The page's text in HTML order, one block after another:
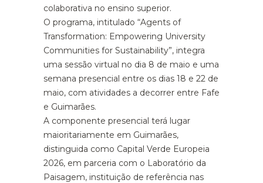
colaborativa no ensino superior.
O programa, intitulado “Agents of
Transformation: Empowering University
Communities for Sustainability”, integra
uma sessão virtual no dia 8 de maio e uma
semana presencial entre os dias 18 e 22 de
maio, com atividades a decorrer entre Fafe
e Guimarães.
A componente presencial terá lugar
maioritariamente em Guimarães,
distinguida como Capital Verde Europeia
2026, em parceria com o Laboratório da
Paisagem, instituição de referência nas